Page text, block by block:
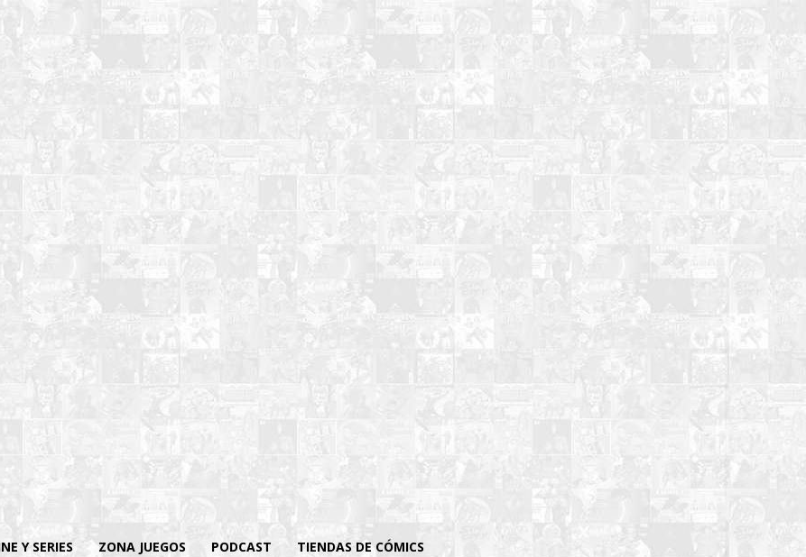
Y SERIES ZONA JUEGOS PODCAST TIENDAS DE CÓMICS